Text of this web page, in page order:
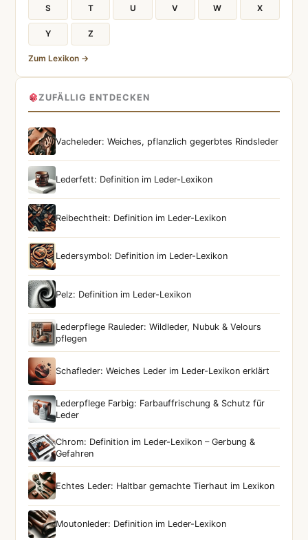
S T U V W X
Y Z
Zum Lexikon →
ZUFÄLLIG ENTDECKEN
Vacheleder: Weiches, pflanzlich gegerbtes Rindsleder
Lederfett: Definition im Leder-Lexikon
Reibechtheit: Definition im Leder-Lexikon
Ledersymbol: Definition im Leder-Lexikon
Pelz: Definition im Leder-Lexikon
Lederpflege Rauleder: Wildleder, Nubuk & Velours
pflegen
Schafleder: Weiches Leder im Leder-Lexikon erklärt
Lederpflege Farbig: Farbauffrischung & Schutz für
Leder
Chrom: Definition im Leder-Lexikon – Gerbung &
Gefahren
Echtes Leder: Haltbar gemachte Tierhaut im Lexikon
Moutonleder: Definition im Leder-Lexikon